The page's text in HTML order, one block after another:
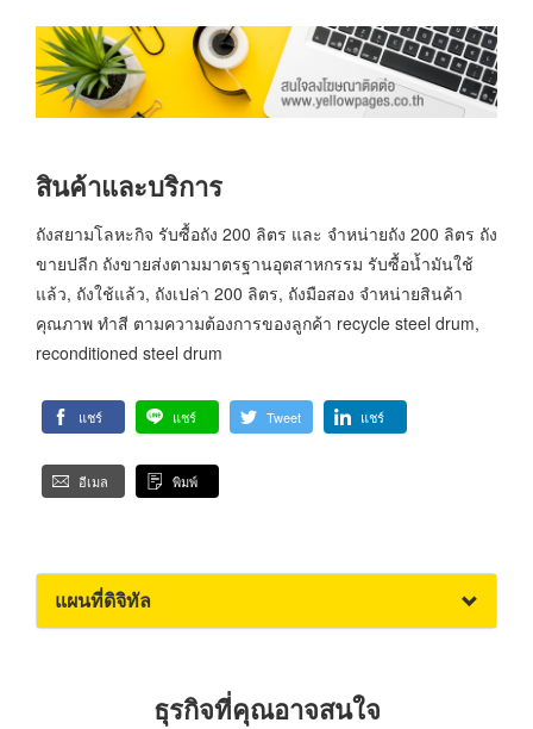
สินค้าและบริการ
ถังสยามโลหะกิจ รับซื้อถัง 200 ลิตร และ จำหน่ายถัง 200 ลิตร ถัง
ขายปลีก ถังขายส่งตามมาตรฐานอุตสาหกรรม รับซื้อน้ำมันใช้
แล้ว, ถังใช้แล้ว, ถังเปล่า 200 ลิตร, ถังมือสอง จำหน่ายสินค้า
คุณภาพ ทำสี ตามความต้องการของลูกค้า recycle steel drum,
reconditioned steel drum
แชร์ แชร์ Tweet แชร์
อีเมล พิมพ์
แผนที่ดิจิทัล
ธุรกิจที่คุณอาจสนใจ